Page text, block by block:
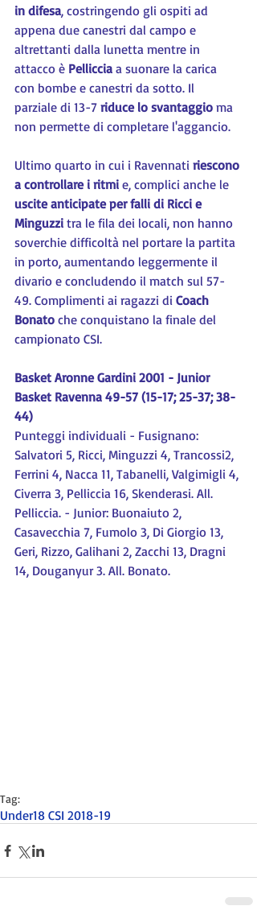
in difesa, costringendo gli ospiti ad
appena due canestri dal campo e
altrettanti dalla lunetta mentre in
attacco è Pelliccia a suonare la carica
con bombe e canestri da sotto. Il
parziale di 13-7 riduce lo svantaggio ma
non permette di completare l'aggancio.
Ultimo quarto in cui i Ravennati riescono
a controllare i ritmi e, complici anche le
uscite anticipate per falli di Ricci e
Minguzzi tra le fila dei locali, non hanno
soverchie difficoltà nel portare la partita
in porto, aumentando leggermente il
divario e concludendo il match sul 57-
49. Complimenti ai ragazzi di Coach
Bonato che conquistano la finale del
campionato CSI.
Basket Aronne Gardini 2001 - Junior
Basket Ravenna 49-57 (15-17; 25-37; 38-
44)
Punteggi individuali - Fusignano:
Salvatori 5, Ricci, Minguzzi 4, Trancossi2,
Ferrini 4, Nacca 11, Tabanelli, Valgimigli 4,
Civerra 3, Pelliccia 16, Skenderasi. All.
Pelliccia. - Junior: Buonaiuto 2,
Casavecchia 7, Fumolo 3, Di Giorgio 13,
Geri, Rizzo, Galihani 2, Zacchi 13, Dragni
14, Douganyur 3. All. Bonato.
Tag:
Under18 CSI 2018-19